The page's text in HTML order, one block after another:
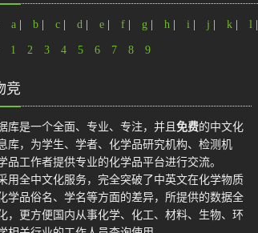
a | b | c | d | e | f | g | h | i | j | k | l |
1 2 3 4 5 6 7 8 9
竞
库是一个全面、专业、专注，并且 免费的中文化
库，为学生、学者、化学品研究机构、检测机
品工作者提供专业的化学品平台进行交流。
用全中文化服务，完全突破了中英文在化学物质
学品俗名、学名等方面的差异，所提供的数据全
，更方便国内从事化学、化工、材料、生物、环